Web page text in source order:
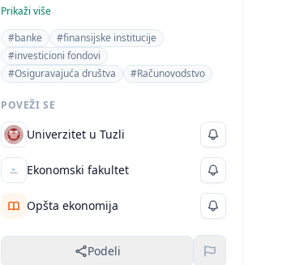
različitih finansijskih institucija. Sadržaj
detaljno opisuje finansijske izvještaje i
specifičnosti računovodstva u tim
institucijama, što ga čvrsto smješta u
oblast ekonomije.
Prikaži više
#banke
#finansijske institucije
#investicioni fondovi
#Osiguravajuća društva
#Računovodstvo
POVEŽI SE
Univerzitet u Tuzli
Ekonomski fakultet
Opšta ekonomija
Podeli